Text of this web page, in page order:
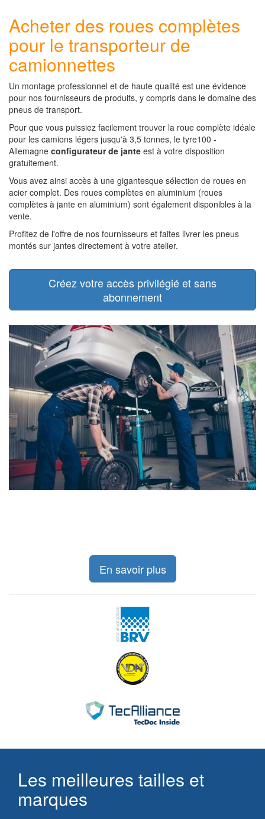
Acheter des roues complètes
pour le transporteur de
camionnettes
Un montage professionnel et de haute qualité est une évidence
pour nos fournisseurs de produits, y compris dans le domaine des
pneus de transport.
Pour que vous puissiez facilement trouver la roue complète idéale
pour les camions légers jusqu'à 3,5 tonnes, le tyre100 -
Allemagne configurateur de jante est à votre disposition
gratuitement.
Vous avez ainsi accès à une gigantesque sélection de roues en
acier complet. Des roues complètes en aluminium (roues
complètes à jante en aluminium) sont également disponibles à la
vente.
Profitez de l'offre de nos fournisseurs et faites livrer les pneus
montés sur jantes directement à votre atelier.
Créez votre accès privilégié et sans
abonnement
En savoir plus
Les meilleures tailles et
marques